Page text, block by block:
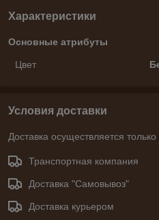
Характеристики
Основные атрибуты
Цвет
Условия доставки
Доставка осуществляется
Транспортная компания
Доставка "Самовывоз"
Доставка курьером